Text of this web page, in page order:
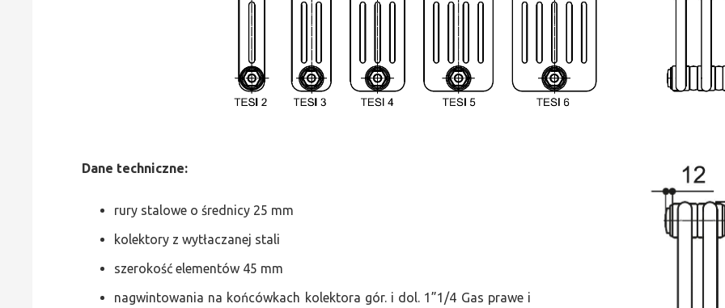
Dane techniczne:
rury stalowe o średnicy 25 mm
kolektory z wytłaczanej stali
szerokość elementów 45 mm
nagwintowania na końcówkach kolektora gór. i dol. 1”1/4 Gas prawe i